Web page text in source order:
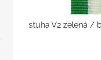
stuha V2 zelená /